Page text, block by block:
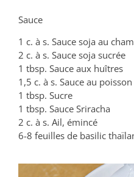
Sauce
1 c. à s. Sauce soja au
2 c. à s. Sauce soja sucrée
1 tbsp. Sauce aux huîtres
1,5 c. à s. Sauce au poisson
1 tbsp. Sucre
1 tbsp. Sauce Sriracha
2 c. à s. Ail, émincé
6-8 feuilles de basilic